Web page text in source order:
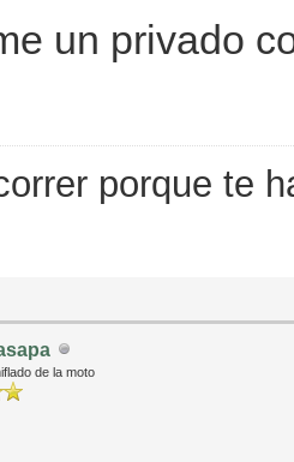
un privado
porque te
de la moto